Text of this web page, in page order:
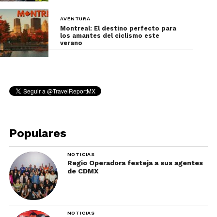
Además, el camino no tiene barandales, por lo que
subir con cuidado es básico.
Tips básicos para valientes
AVENTURA
Montreal: El destino perfecto para
los amantes del ciclismo este
verano
Populares
NOTICIAS
Regio Operadora festeja a sus agentes
de CDMX
NOTICIAS